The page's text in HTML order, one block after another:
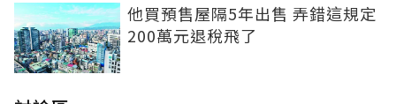
他買預售屋隔5年出售 弄錯這規定
200萬元退稅飛了